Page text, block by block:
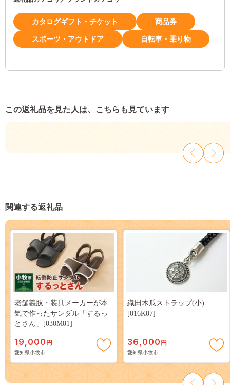
カタログギフト・チケット 商品券
スポーツ・アウトドア 自転車・乗り物
この返礼品を見た人は、こちらも見ています
関連する返礼品
老舗義肢・装具メーカーが本
気で作ったサンダル「するっ
とさん」[030M01]
19,000 円
愛知県小牧市
織田木瓜ストラップ(小)
[016K07]
36,000 円
愛知県小牧市